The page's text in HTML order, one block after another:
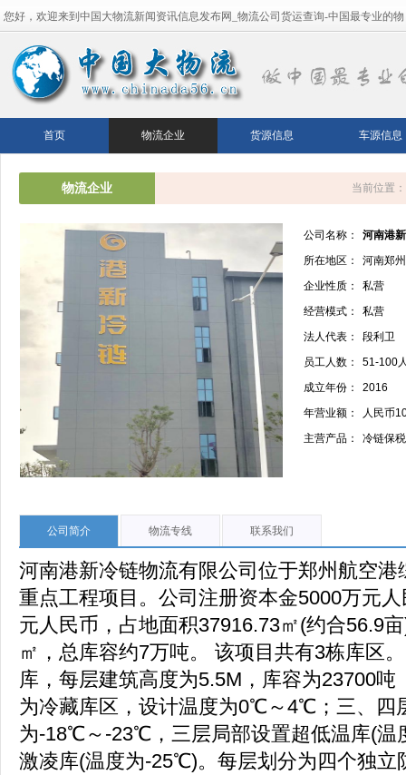
您好，欢迎来到中国大物流新闻资讯信息发布网_物流公司货运查询-中国最专业的物
流平台！
首页 物流企业 货源信息 车源信息
物流企业 当前位置：
公司名称：
河南港
所在地区：
河南郑
企业性质：
私营
经营模式：
私营
法人代表：
段利卫
员工人数：
51-100
成立年份：
2016
年营业额：
人民币
主营产品：
冷链保
公司简介 物流专线 联系我们
河南港新冷链物流有限公司位于郑州航空
重点工程项目。公司注册资本金5000万元
元人民币，占地面积37916.73㎡(约合56.9
㎡，总库容约7万吨。 该项目共有3栋库区
库，每层建筑高度为5.5M，库容为23700
为冷藏库区，设计温度为0℃～4℃；三、四
为-18℃～-23℃，三层局部设置超低温库(
激凌库(温度为-25℃)。每层划分为四个独立